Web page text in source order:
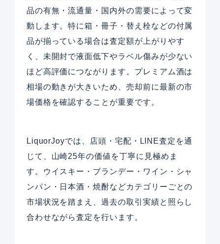
品の有無・流通量・国内外の需要によって変
動します。特に箱・冊子・替え栓などの付属
品が揃っている場合は査定額が上がりやす
く、未開封で液面低下やラベル傷みが少ない
ほど高評価につながります。プレミアム酒は
相場の動きが大きいため、売却前に最新の市
場価格を確認することが重要です。
LiquorJoyでは、店頭・宅配・LINE査定を通
じて、山崎25年の価値を丁寧に見極めま
す。ウイスキー・ブランデー・ワイン・シャ
ンパン・日本酒・焼酎などカテゴリーごとの
市場状況を踏まえ、過去の取引実績と照らし
合わせながら査定を行います。